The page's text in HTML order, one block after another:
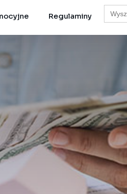
Regulaminy
Search
for: